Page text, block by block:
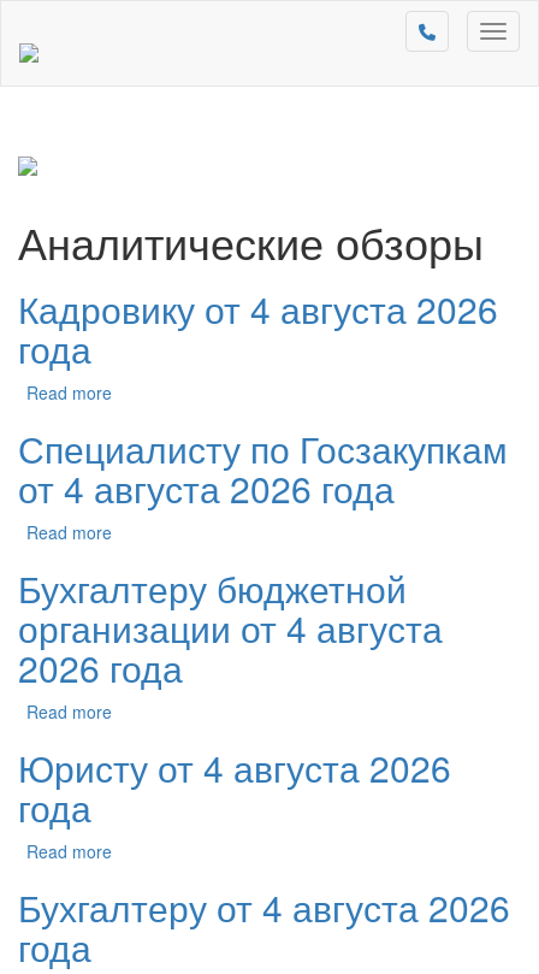
Аналитические обзоры
Кадровику от 4 августа 2026
года
Read more
Специалисту по Госзакупкам
от 4 августа 2026 года
Read more
Бухгалтеру бюджетной
организации от 4 августа
2026 года
Read more
Юристу от 4 августа 2026
года
Read more
Бухгалтеру от 4 августа 2026
года